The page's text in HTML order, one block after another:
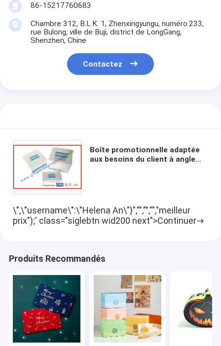
86-15217760683
Chambre 312, B.L.K. 1, Zhenxingyungu, numéro.233,
rue Bulong, ville de Buji, district de LongGang,
Shenzhen, Chine
Contactez
Boîte promotionnelle adaptée
aux besoins du client à angle
\",\"username\":\"Helena An\"}","","","","meilleur
prix");' class="siglebtn wid200 next">Continuer
Produits Recommandés